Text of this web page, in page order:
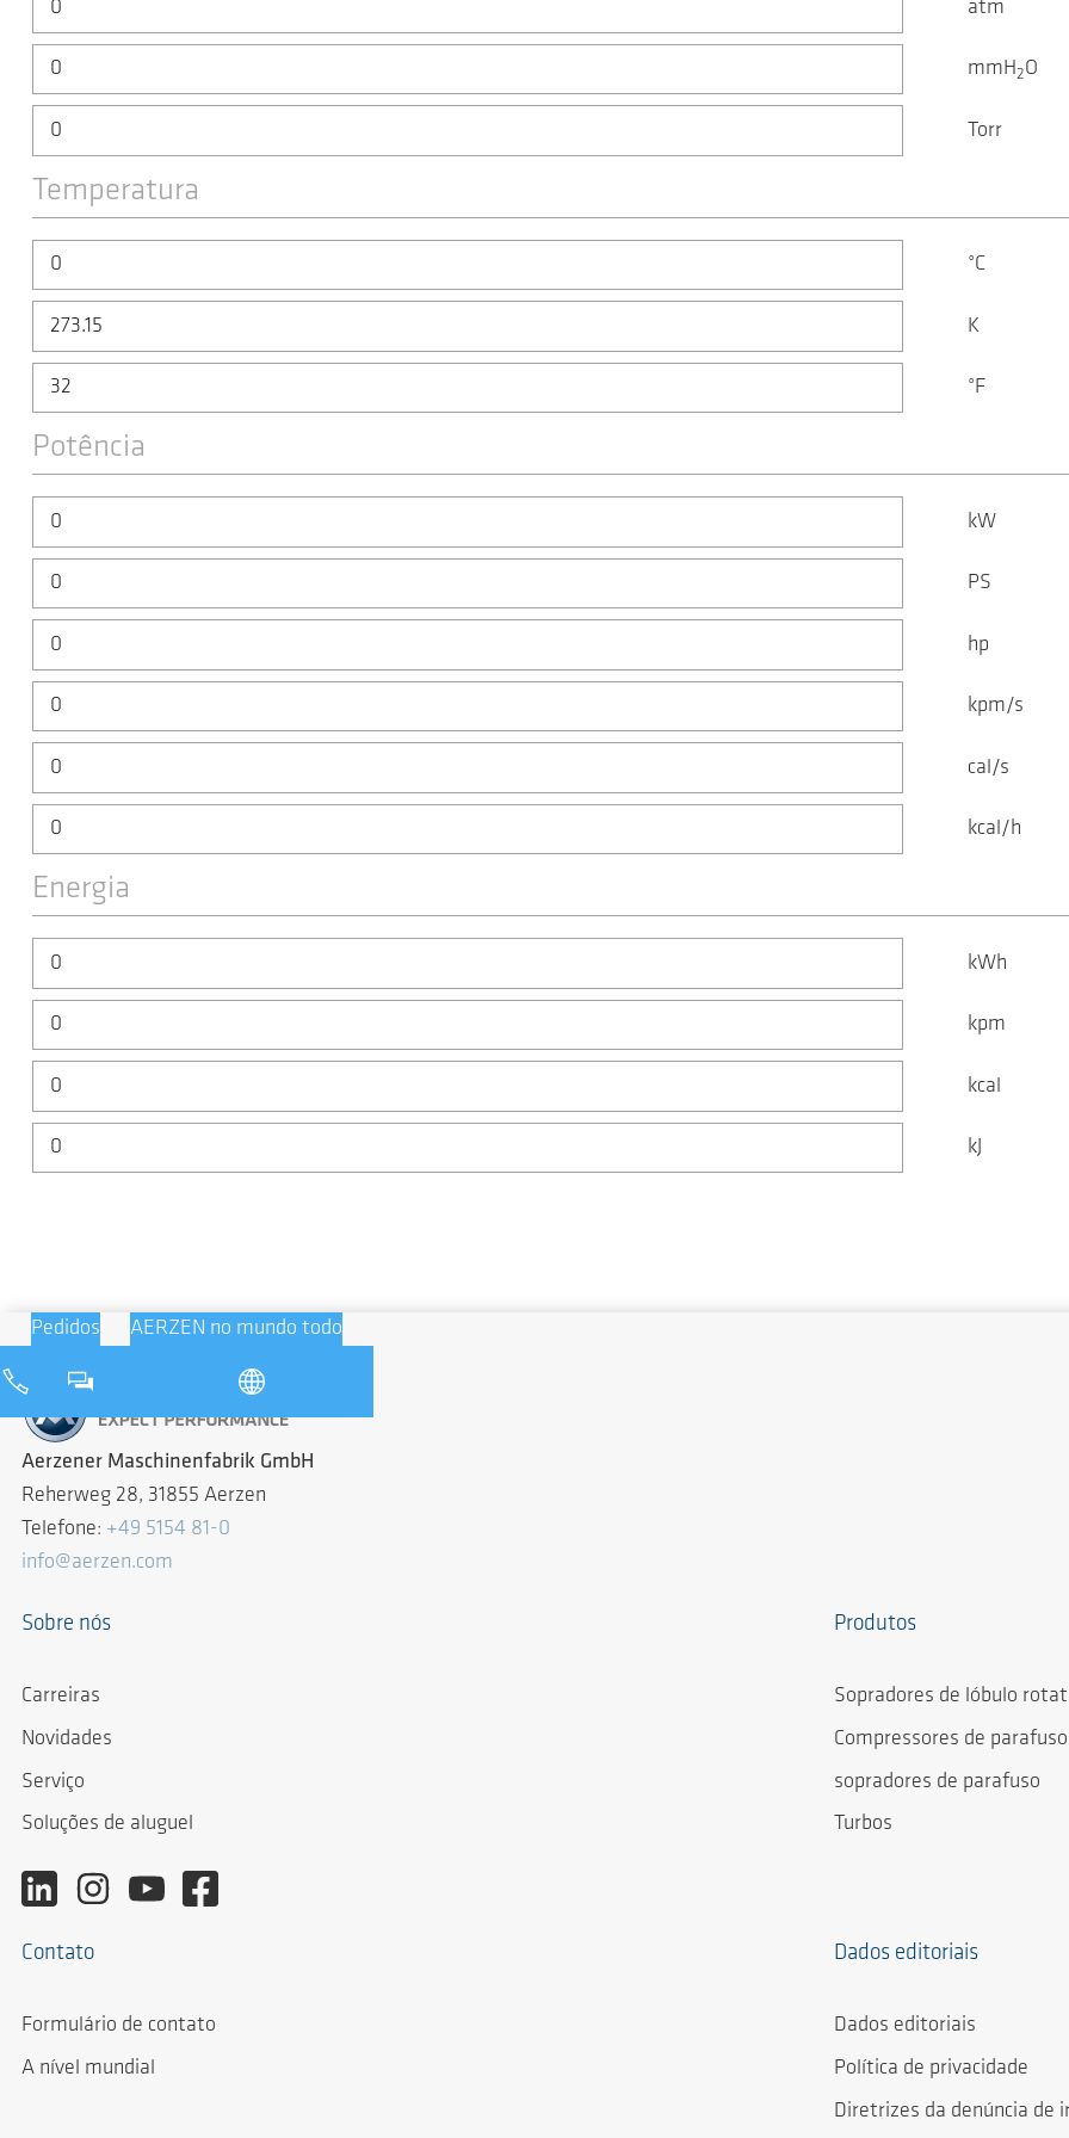
atm
mmH2O
Torr
Temperatura
°C
K
°F
Potência
kW
PS
hp
kpm/s
cal/s
kcal/h
Energia
kWh
kpm
kcal
kJ
Pedidos AERZEN no mundo todo
Aerzener Maschinenfabrik GmbH
Reherweg 28, 31855 Aerzen
Telefone: +49 5154 81-0
info@aerzen.com
Sobre nós
Carreiras
Novidades
Serviço
Soluções de aluguel
Produtos
Sopradores de lóbulo
Compressores de parafuso
sopradores de parafuso
Turbos
Contato
Formulário de contato
A nível mundial
Dados editoriais
Dados editoriais
Política de privacidade
Diretrizes da denúncia de